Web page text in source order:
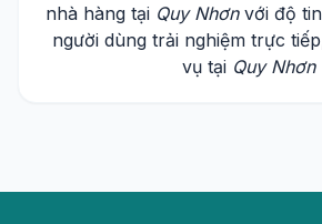
nhà hàng tại Quy Nhơnvới độ
người dùng trải nghiệm trực
vụ tại Quy Nhơn